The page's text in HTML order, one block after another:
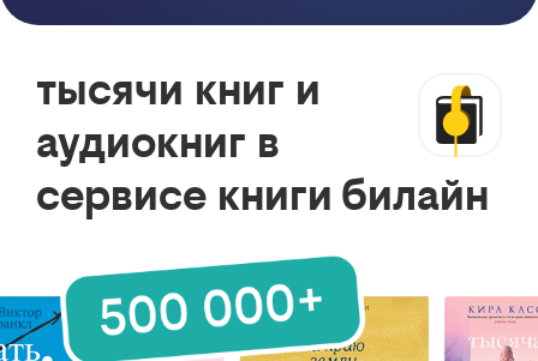
тысячи книг и
аудиокниг в
сервисе книги билайн